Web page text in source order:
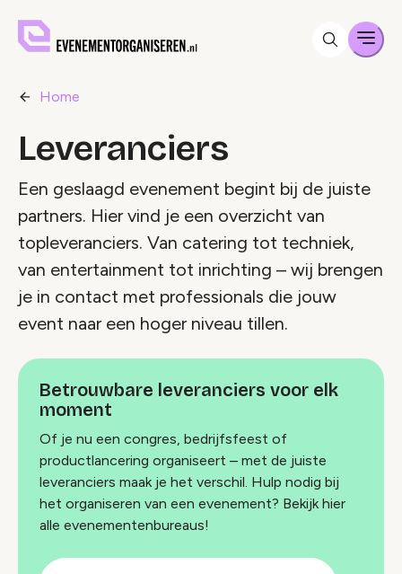
Home
Leveranciers
Een geslaagd evenement begint bij de juiste
partners. Hier vind je een overzicht van
topleveranciers. Van catering tot techniek,
van entertainment tot inrichting – wij brengen
je in contact met professionals die jouw
event naar een hoger niveau tillen.
Betrouwbare leveranciers voor elk
moment
Of je nu een congres, bedrijfsfeest of
productlancering organiseert – met de juiste
leveranciers maak je het verschil. Hulp nodig bij
het organiseren van een evenement? Bekijk hier
alle evenementenbureaus!